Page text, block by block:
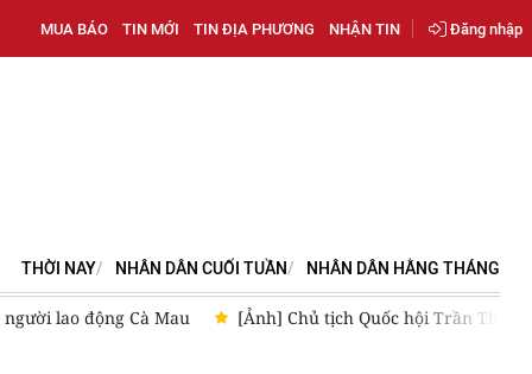
MUA BÁO TIN MỚI TIN ĐỊA PHƯƠNG NHẬN TIN Đăng nhập
THỜI NAY NHÂN DÂN CUỐI TUẦN NHÂN DÂN HẰNG THÁNG
sứ Hoa Kỳ, Đại sứ Malaysia [Video] Đề xuất định vị